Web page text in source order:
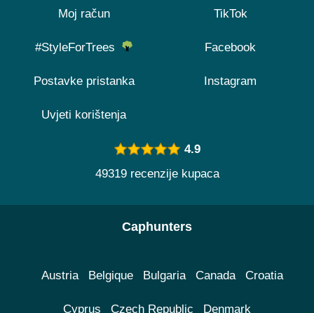
Moj račun
#StyleForTrees
Postavke pristanka
Uvjeti korištenja
TikTok
Facebook
Instagram
4.9
49319 recenzije kupaca
Caphunters
Austria Belgique Bulgaria Canada Croatia
Cyprus Czech Republic Denmark